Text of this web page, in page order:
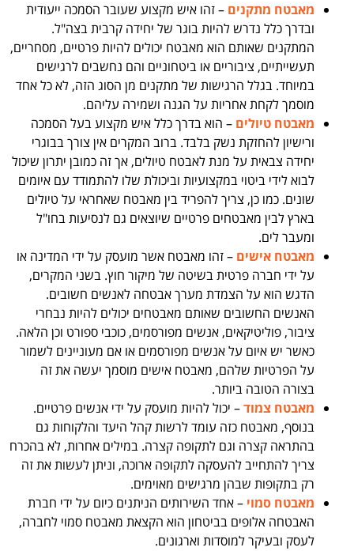
מאבטח מתקנים – זהו איש מקצוע שעובר הסמכה ייעודית
ובדרך כלל נדרש להיות בוגר של יחידה קרבית בצה"ל.
המתקנים שאותם הוא מאבטח יכולים להיות פרטיים, מסחריים,
תעשייתיים, ציבוריים או ביטחוניים והם נחשבים לרגישים
במיוחד. בגלל הרגישות של מתקנים מן הסוג הזה, לא כל אחד
מוסמך לקחת אחריות על הגנה ושמירה עליהם.
מאבטח טיולים – הוא בדרך כלל איש מקצוע בעל הסמכה
ורישיון להחזקת נשק בלבד. ברוב המקרים אין צורך בבוגרי
יחידה צבאית על מנת לאבטח טיולים, אך זה כמובן יתרון שיכול
לבוא לידי ביטוי במקצועיות וביכולת שלו להתמודד עם איומים
שונים. כמו כן, צריך להפריד בין מאבטח שאחראי על טיולים
בארץ לבין מאבטחים פרטיים שיוצאים גם לנסיעות בחו"ל
ומעבר לים.
מאבטח אישים – זהו מאבטח אשר מועסק על ידי המדינה או
על ידי חברה פרטית בשיטה של מיקור חוץ. בשני המקרים,
הדגש הוא על הצמדת מערך אבטחה לאנשים חשובים.
האנשים החשובים שאותם מאבטחים יכולים להיות נבחרי
ציבור, פוליטיקאים, אנשים מפורסמים, כוכבי ספורט וכן הלאה.
כאשר יש איום על אנשים מפורסמים או אם מעוניינים לשמור
על הפרטיות שלהם, מאבטח אישים מוסמך יעשה את זה
בצורה הטובה ביותר.
מאבטח צמוד– יכול להיות מועסק על ידי אנשים פרטיים.
בנוסף, מאבטח כזה עומד לרשות קהל היעד והלקוחות גם
בהתראה קצרה וגם לתקופה קצרה. במילים אחרות, לא בהכרח
צריך להתחייב להעסקה לתקופה ארוכה, וניתן לעשות את זה
רק בתקופות שבהן מרגישים מאוימים.
מאבטח סמוי – אחד השירותים הניתנים כיום על ידי חברת
האבטחה אלופים בביטחון הוא הקצאת מאבטח סמוי לחברה,
לעסק ובעיקר למוסדות וארגונים.